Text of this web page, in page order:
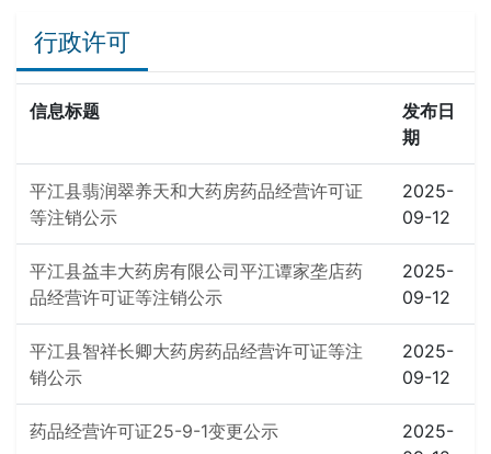
行政许可
信息标题
发布日
期
平江县翡润翠养天和大药房药品经营许可证
等注销公示
2025-
09-12
平江县益丰大药房有限公司平江谭家垄店药
品经营许可证等注销公示
2025-
09-12
平江县智祥长卿大药房药品经营许可证等注
销公示
2025-
09-12
药品经营许可证25-9-1变更公示
2025-